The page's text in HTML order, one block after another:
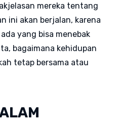
mereka tentang
ini akan berjalan, karena
yang bisa menebak
bagaimana kehidupan
tetap bersama atau